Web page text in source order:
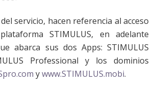
servicio, hacen referencia al acceso
STIMULUS, en adelante
abarca sus dos Apps: STIMULUS
Professional y los dominios
ywww.STIMULUS.mobi.